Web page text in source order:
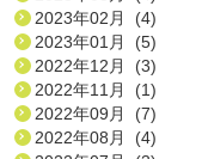
2023年02月 (4)
2023年01月 (5)
2022年12月 (3)
2022年11月 (1)
2022年09月 (7)
2022年08月 (4)